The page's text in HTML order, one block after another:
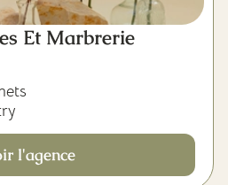
Et Marbrerie
l'agence